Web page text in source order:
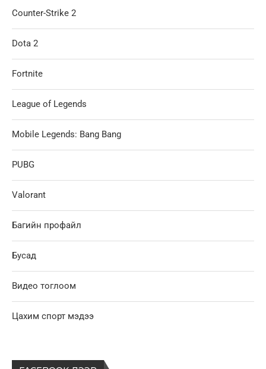
Counter-Strike 2
Dota 2
Fortnite
League of Legends
Mobile Legends: Bang Bang
PUBG
Valorant
Багийн профайл
Бусад
Видео тоглоом
Цахим спорт мэдээ